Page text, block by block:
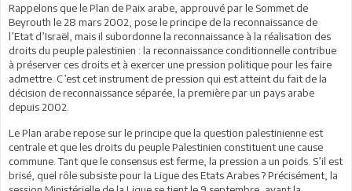
Rappelons que le Plan de Paix arabe, approuvé par le Sommet de
Beyrouth le 28 mars 2002, pose le principe de la reconnaissance de
l’Etat d’Israël, mais il subordonne la reconnaissance à la réalisation des
droits du peuple palestinien : la reconnaissance conditionnelle contribue
à préserver ces droits et à exercer une pression politique pour les faire
admettre. C’est cet instrument de pression qui est atteint du fait de la
décision de reconnaissance séparée, la première par un pays arabe
depuis 2002.
Le Plan arabe repose sur le principe que la question palestinienne est
centrale et que les droits du peuple Palestinien constituent une cause
commune. Tant que le consensus est ferme, la pression a un poids. S’il est
brisé, quel rôle subsiste pour la Ligue des Etats Arabes ? Précisément, la